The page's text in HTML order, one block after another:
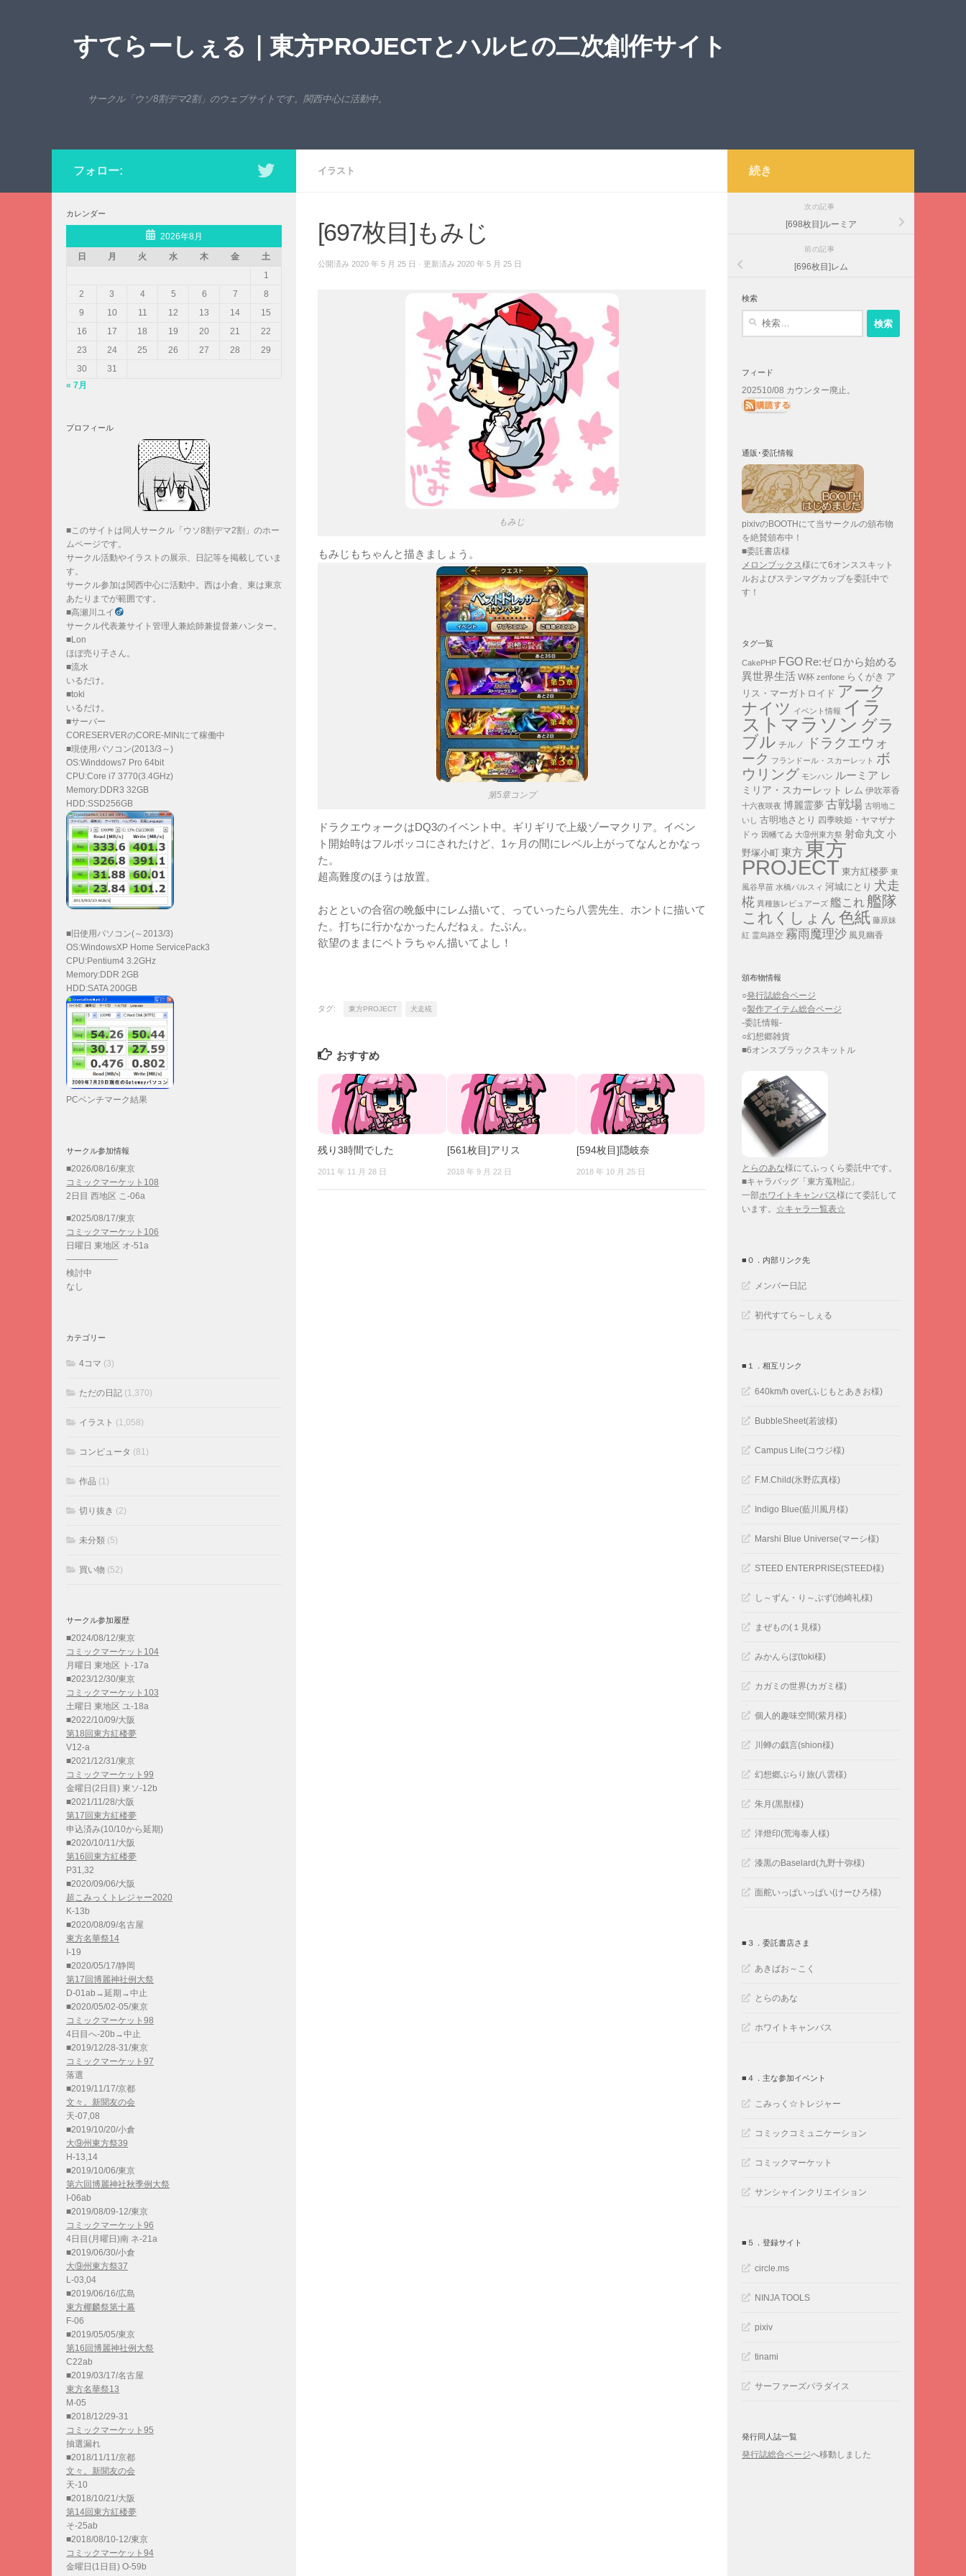
すてらーしぇる｜東方PROJECTとハルヒの二次創作サイト
サークル「ウソ8割デマ2割」のウェブサイトです。関西中心に活動中。
イラスト
[697枚目]もみじ
公開済み 2020 年 5 月 25 日 · 更新済み 2020 年 5 月 25 日
もみじ
もみじもちゃんと描きましょう。
第5章コンプ
ドラクエウォークはDQ3のイベント中。ギリギリで上級ゾーマクリア。イベン
ト開始時はフルボッコにされたけど、1ヶ月の間にレベル上がってなんとかなっ
た。
超高難度のほうは放置。
おとといの合宿の晩飯中にレム描いて、っていったら八雲先生、ホントに描いて
た。打ちに行かなかったんだねぇ。たぶん。
欲望のままにペトラちゃん描いてよし！
タグ: 東方PROJECT 犬走椛
おすすめ
残り3時間でした
2011 年 11 月 28 日
[561枚目]アリス
2018 年 9 月 22 日
[594枚目]隠岐奈
2018 年 10 月 25 日
フォロー:
カレンダー
2026年8月
日
月 火 水 木 金
土
1
2
3 4 5 6 7
8
9
10 11 12 13 14
15
16
17 18 19 20 21
22
23
24 25 26 27 28
29
30
31
« 7月
プロフィール
■このサイトは同人サークル「ウソ8割デマ2割」のホー
ムページです。
サークル活動やイラストの展示、日記等を掲載していま
す。
サークル参加は関西中心に活動中。西は小倉、東は東京
あたりまでが範囲です。
■高瀬川ユイ
サークル代表兼サイト管理人兼絵師兼提督兼ハンター。
■Lon
ほぼ売り子さん。
■流水
いるだけ。
■toki
いるだけ。
■サーバー
CORESERVERのCORE-MINIにて稼働中
■現使用パソコン(2013/3～)
OS:Winddows7 Pro 64bit
CPU:Core i7 3770(3.4GHz)
Memory:DDR3 32GB
HDD:SSD256GB
■旧使用パソコン(～2013/3)
OS:WindowsXP Home ServicePack3
CPU:Pentium4 3.2GHz
Memory:DDR 2GB
HDD:SATA 200GB
PCベンチマーク結果
サークル参加情報
■2026/08/16/東京
コミックマーケット108
2日目 西地区 こ-06a
■2025/08/17/東京
コミックマーケット106
日曜日 東地区 オ-51a
——————
検討中
なし
カテゴリー
4コマ (3)
ただの日記 (1,370)
イラスト (1,058)
コンピュータ (81)
作品 (1)
切り抜き (2)
未分類 (5)
買い物 (52)
サークル参加履歴
■2024/08/12/東京
コミックマーケット104
月曜日 東地区 ト-17a
■2023/12/30/東京
コミックマーケット103
土曜日 東地区 ユ-18a
■2022/10/09/大阪
第18回東方紅楼夢
V12-a
■2021/12/31/東京
コミックマーケット99
金曜日(2日目) 東ソ-12b
■2021/11/28/大阪
第17回東方紅楼夢
申込済み(10/10から延期)
■2020/10/11/大阪
第16回東方紅楼夢
P31,32
■2020/09/06/大阪
超こみっくトレジャー2020
K-13b
■2020/08/09/名古屋
東方名華祭14
I-19
■2020/05/17/静岡
第17回博麗神社例大祭
D-01ab→延期→中止
■2020/05/02-05/東京
コミックマーケット98
4日目へ-20b→中止
■2019/12/28-31/東京
コミックマーケット97
落選
■2019/11/17/京都
文々。新聞友の会
天-07,08
■2019/10/20/小倉
大⑨州東方祭39
H-13,14
■2019/10/06/東京
第六回博麗神社秋季例大祭
I-06ab
■2019/08/09-12/東京
コミックマーケット96
4日目(月曜日)南 ネ-21a
■2019/06/30/小倉
大⑨州東方祭37
L-03,04
■2019/06/16/広島
東方椰麟祭第十幕
F-06
■2019/05/05/東京
第16回博麗神社例大祭
C22ab
■2019/03/17/名古屋
東方名華祭13
M-05
■2018/12/29-31
コミックマーケット95
抽選漏れ
■2018/11/11/京都
文々。新聞友の会
天-10
■2018/10/21/大阪
第14回東方紅楼夢
そ-25ab
■2018/08/10-12/東京
コミックマーケット94
金曜日(1日目) O-59b
続き
次の記事
[698枚目]ルーミア
前の記事
[696枚目]レム
検索
フィード
202510/08 カウンター廃止。
通販･委託情報
pixivのBOOTHにて当サークルの頒布物
を絶賛頒布中！
■委託書店様
メロンブックス様にて6オンススキット
ルおよびステンマグカップを委託中で
す！
タグ一覧
CakePHP FGO Re:ゼロから始める
異世界生活 W杯 zenfone らくがき ア
リス・マーガトロイド アーク
ナイツ イベント情報 イラ
ストマラソン グラ
ブル チルノ
ドラクエウォ
ーク フランドール・スカーレット ボ
ウリング モンハン ルーミア レ
ミリア・スカーレット
レム 伊吹萃香
十六夜咲夜 博麗霊夢 古戦場 古明地こ
いし 古明地さとり 四季映姫・ヤマザナ
ドゥ 因幡てゐ 大⑨州東方祭 射命丸文 小
野塚小町 東方 東方
PROJECT 東方紅楼夢 東
風谷早苗 水橋パルスィ 河城にとり 犬走
椛 異種族レビュアーズ 艦これ艦隊
これくしょん 色紙 藤原妹
紅 霊烏路空 霧雨魔理沙 風見幽香
頒布物情報
○発行誌総合ページ
○製作アイテム総合ページ
-委託情報-
○幻想郷雑貨
■6オンスブラックスキットル
とらのあな様にてふっくら委託中です。
■キャラバッグ「東方蒐鞄記」
一部ホワイトキャンバス様にて委託して
います。 ☆キャラ一覧表☆
■０．内部リンク先
メンバー日記
初代すてら～しぇる
■１．相互リンク
640km/h over(ふじもとあきお様)
BubbleSheet(若波様)
Campus Life(コウジ様)
F.M.Child(氷野広真様)
Indigo Blue(藍川風月様)
Marshi Blue Universe(マーシ様)
STEED ENTERPRISE(STEED様)
し～ずん・り～ぶず(池崎礼様)
まぜもの(１見様)
みかんらぼ(toki様)
カガミの世界(カガミ様)
個人的趣味空間(紫月様)
川蝉の戯言(shion様)
幻想郷ぶらり旅(八雲様)
朱月(黒獣様)
洋燈印(荒海泰人様)
漆黒のBaselard(九野十弥様)
面舵いっぱいっぱい(けーひろ様)
■３．委託書店さま
あきばお～こく
とらのあな
ホワイトキャンバス
■４．主な参加イベント
こみっく☆トレジャー
コミックコミュニケーション
コミックマーケット
サンシャインクリエイション
■５．登録サイト
circle.ms
NINJA TOOLS
pixiv
tinami
サーファーズパラダイス
発行同人誌一覧
発行誌総合ページへ移動しました